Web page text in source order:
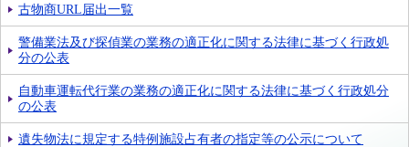
古物商URL届出一覧
警備業法及び探偵業の業務の適正化に関する法律に基づく行政処
分の公表
自動車運転代行業の業務の適正化に関する法律に基づく行政処分
の公表
遺失物法に規定する特例施設占有者の指定等の公示について